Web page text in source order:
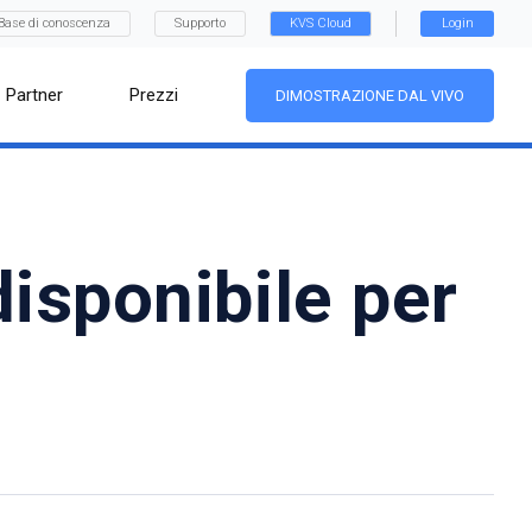
Base di conoscenza Supporto KVS Cloud Login
Partner Prezzi DIMOSTRAZIONE DAL VIVO
per